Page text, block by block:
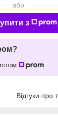
або
з
Відгуки про